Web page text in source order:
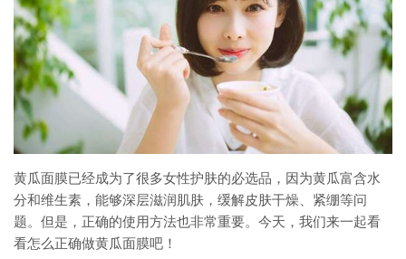
黄瓜面膜已经成为了很多女性护肤的必选品，因为黄瓜富含水
分和维生素，能够深层滋润肌肤，缓解皮肤干燥、紧绷等问
题。但是，正确的使用方法也非常重要。今天，我们来一起看
看怎么正确做黄瓜面膜吧！